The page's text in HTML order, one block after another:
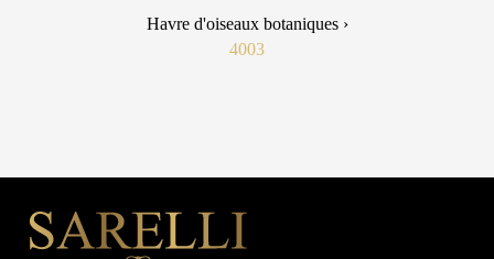
Havre d'oiseaux botaniques ›
4003